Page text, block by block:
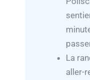
La
aller-